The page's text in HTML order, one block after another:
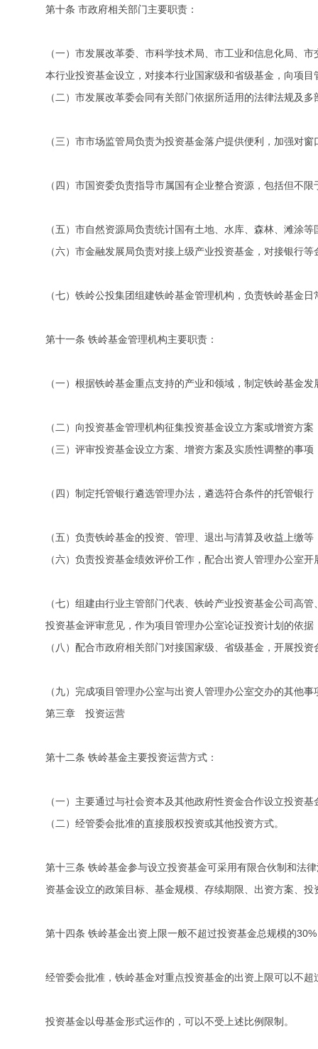
第十条 市政府相关部门主要职责：
（一）市发展改革委、市科学技术局、市工业和信息化局、
本行业投资基金设立，对接本行业国家级和省级基金，向项
（二）市发展改革委会同有关部门依据所适用的法律法规及
（三）市市场监管局负责为投资基金落户提供便利，加强对
（四）市国资委负责指导市属国有企业整合资源，包括但不
（五）市自然资源局负责统计国有土地、水库、森林、滩涂
（六）市金融发展局负责对接上级产业投资基金，对接银行
（七）铁岭公投集团组建铁岭基金管理机构，负责铁岭基金日
第十一条 铁岭基金管理机构主要职责：
（一）根据铁岭基金重点支持的产业和领域，制定铁岭基金
（二）向投资基金管理机构征集投资基金设立方案或增资方案
（三）评审投资基金设立方案、增资方案及实质性调整的事
（四）制定托管银行遴选管理办法，遴选符合条件的托管银
（五）负责铁岭基金的投资、管理、退出与清算及收益上缴
（六）负责投资基金绩效评价工作，配合出资人管理办公室
（七）组建由行业主管部门代表、铁岭产业投资基金公司高
投资基金评审意见，作为项目管理办公室论证投资计划的依据
（八）配合市政府相关部门对接国家级、省级基金，开展投资
（九）完成项目管理办公室与出资人管理办公室交办的其他事
第三章 投资运营
第十二条 铁岭基金主要投资运营方式：
（一）主要通过与社会资本及其他政府性资金合作设立投资
（二）经管委会批准的直接股权投资或其他投资方式。
第十三条 铁岭基金参与设立投资基金可采用有限合伙制和法
资基金设立的政策目标、基金规模、存续期限、出资方案、
第十四条 铁岭基金出资上限一般不超过投资基金总规模的
经管委会批准，铁岭基金对重点投资基金的出资上限可以不
投资基金以母基金形式运作的，可以不受上述比例限制。